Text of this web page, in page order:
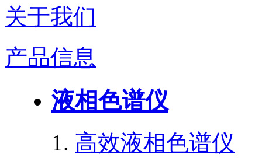
关于我们
产品信息
液相色谱仪
高效液相色谱仪